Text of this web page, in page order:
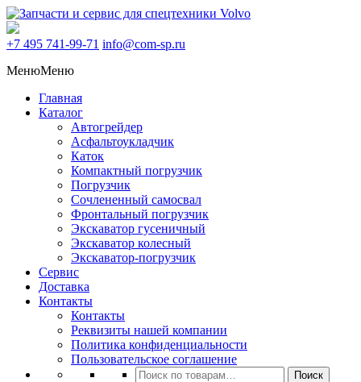
+7 495 741-99-71 info@com-sp.ru
МенюМеню
Главная
Каталог
Автогрейдер
Асфальтоукладчик
Каток
Компактный погрузчик
Погрузчик
Сочлененный самосвал
Фронтальный погрузчик
Экскаватор гусеничный
Экскаватор колесный
Экскаватор-погрузчик
Сервис
Доставка
Контакты
Контакты
Реквизиты нашей компании
Политика конфиденциальности
Пользовательское соглашение
Искать:
Поиск